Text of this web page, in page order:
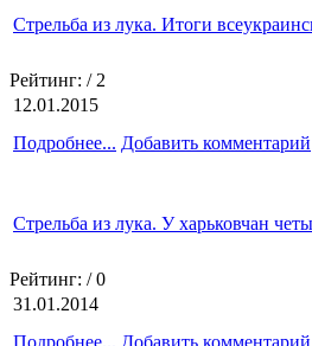
Стрельба из лука. Итоги
Рейтинг: / 2
12.01.2015
Подробнее... Добавить комментарий
Стрельба из лука. У харьковчан
Рейтинг: / 0
31.01.2014
Подробнее... Добавить комментарий